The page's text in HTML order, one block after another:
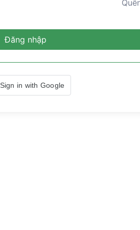
Đăng nhập
Sign in with Google